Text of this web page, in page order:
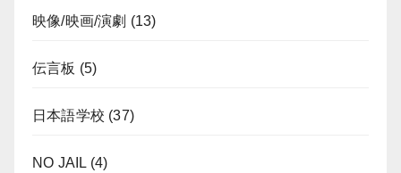
映像/映画/演劇 (13)
伝言板 (5)
日本語学校 (37)
NO JAIL (4)